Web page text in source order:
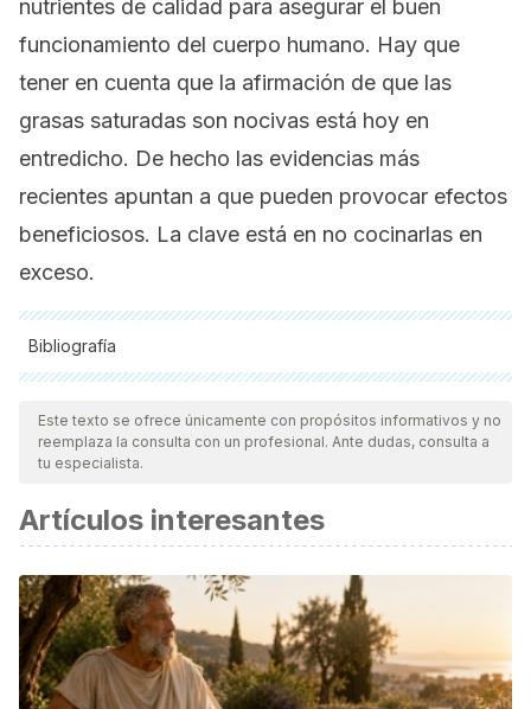
nutrientes de calidad para asegurar el buen
funcionamiento del cuerpo humano. Hay que
tener en cuenta que la afirmación de que las
grasas saturadas son nocivas está hoy en
entredicho. De hecho las evidencias más
recientes apuntan a que pueden provocar efectos
beneficiosos. La clave está en no cocinarlas en
exceso.
Bibliografía
Todas las fuentes citadas fueron revisadas a profundidad por
nuestro equipo, para asegurar su calidad, confiabilidad,
vigencia y validez.La bibliografía de este artículo fue
científica.
Wacker M, Holick MF. Vitamin D - effects on skeletal and
extraskeletal health and the need for
supplementation.
Nutrients
. 2013;5(1):111-148. Published 2013
Jan 10. doi:10.3390/nu5010111
Niki E. Evidence for beneficial effects of vitamin E.Korean J
Este texto se ofrece únicamente con propósitos informativos y no
reemplaza la consulta con un profesional. Ante dudas, consulta a
tu especialista.
Artículos interesantes